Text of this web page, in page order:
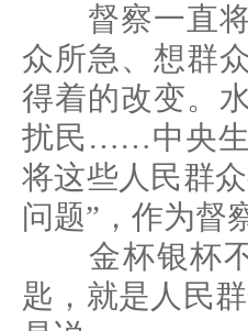
督察一直将
众所急、想群
得着的改变。
扰民……中央生
将这些人民群
问题”，作为督
金杯银杯不
匙，就是人民